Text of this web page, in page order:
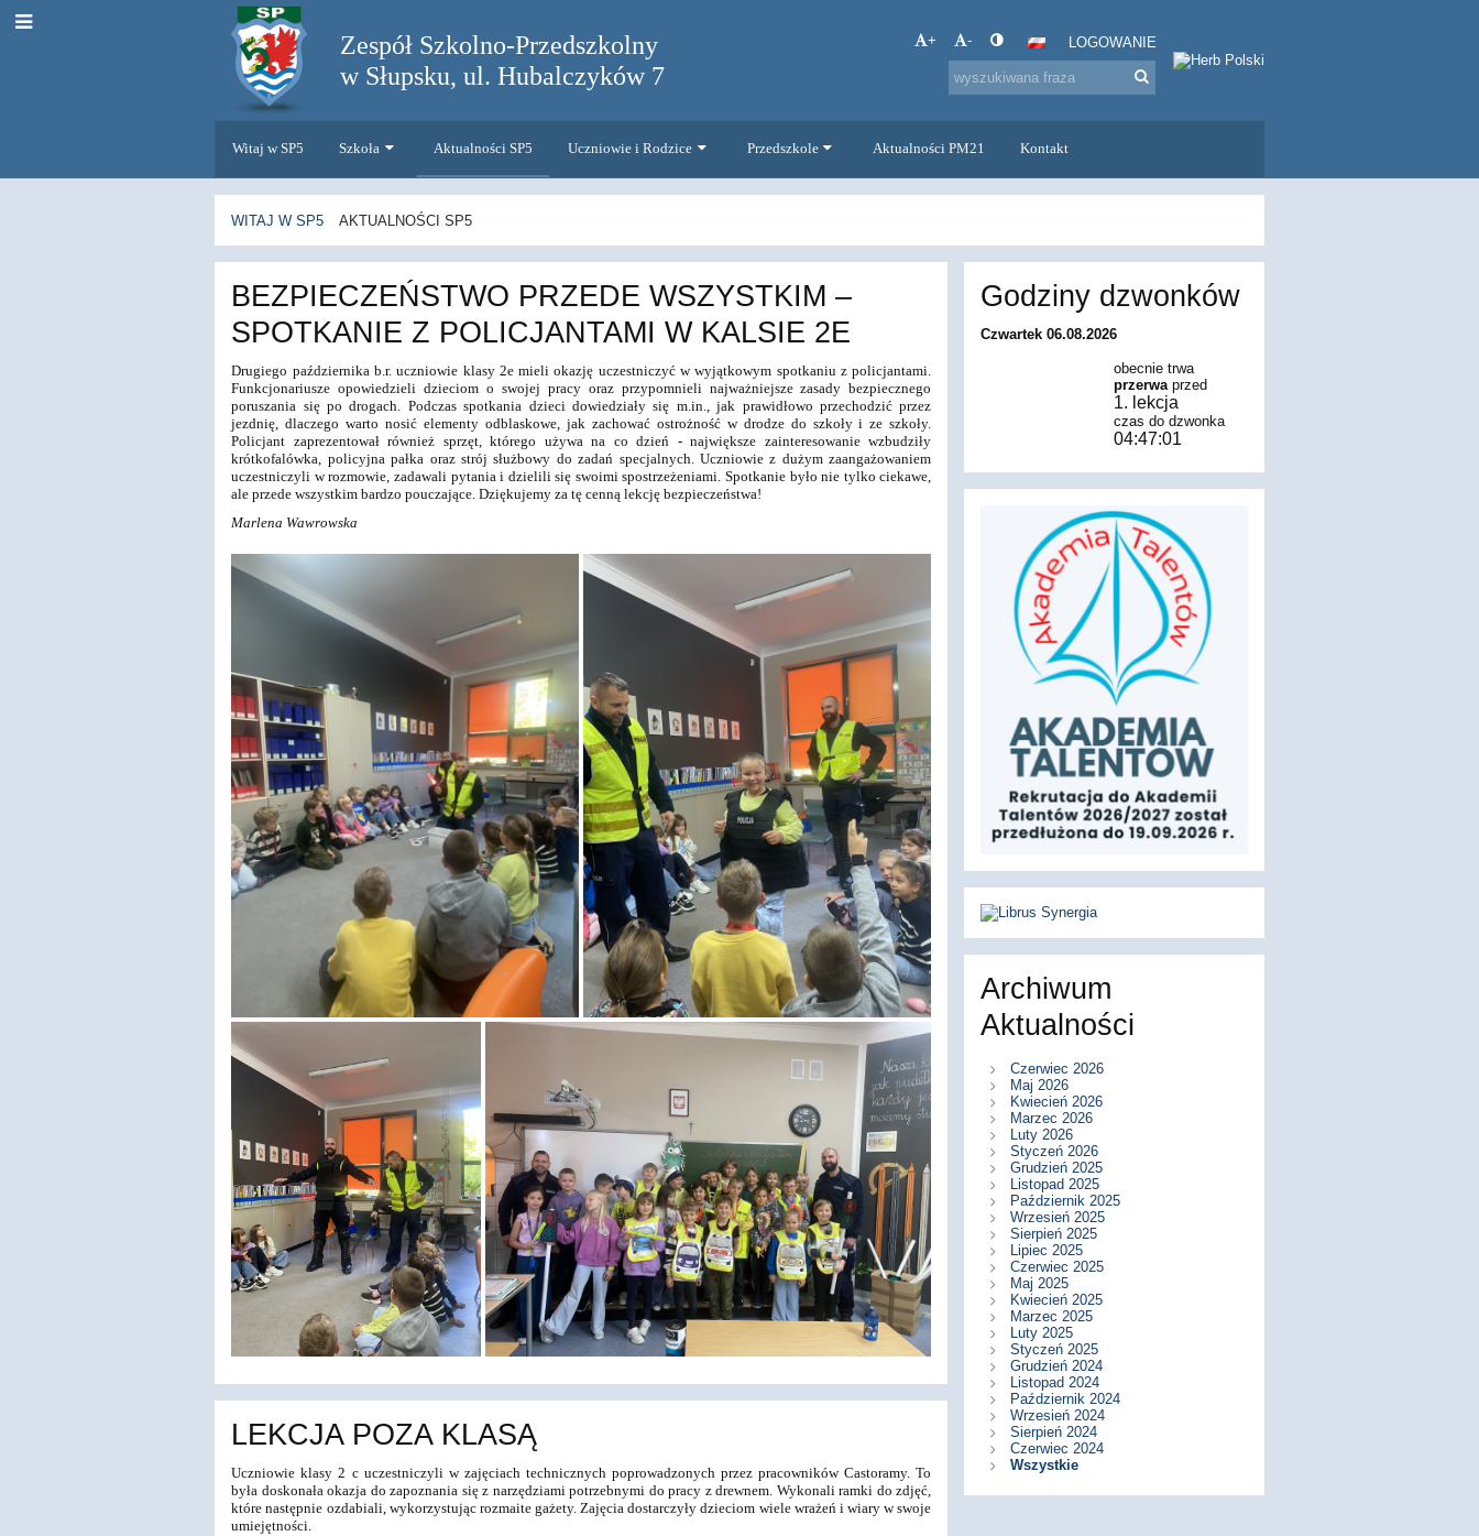
Zespół Szkolno-Przedszkolny
w Słupsku, ul. Hubalczyków 7
+ - LOGOWANIE
Witaj w SP5 Szkoła Aktualności SP5 Uczniowie i Rodzice Przedszkole Aktualności PM21 Kontakt
WITAJ W SP5 AKTUALNOŚCI SP5
Aktualności
SP5
BEZPIECZEŃSTWO PRZEDE WSZYSTKIM –
SPOTKANIE Z POLICJANTAMI W KALSIE 2E
Drugiego października b.r. uczniowie klasy 2emieli okazję uczestniczyć wwyjątkowym spotkaniu z policjantami.
Funkcjonariusze opowiedzielidzieciom o swojej pracy oraz przypomnieli najważniejsze zasadybezpiecznego
poruszania się po drogach. Podczas spotkania dzieci dowiedziały się m.in., jak prawidłowo przechodzić przez
jezdnię, dlaczego warto nosić elementy odblaskowe, jak zachować ostrożność w drodze do szkoły i ze szkoły.
Policjant zaprezentował również sprzęt, którego używa na co dzień - największe zainteresowanie wzbudziły
krótkofalówka, policyjna pałka oraz strójsłużbowy do zadań specjalnych.Uczniowie z dużym zaangażowaniem
uczestniczyli w rozmowie,zadawali pytania i dzielili się swoimi spostrzeżeniami. Spotkanie było nie tylko ciekawe,
ale przede wszystkim bardzo pouczające.Dziękujemy za tę cenną lekcję bezpieczeństwa!
Marlena Wawrowska
LEKCJA POZA KLASĄ
Uczniowie klasy 2 c uczestniczyli w zajęciach technicznych poprowadzonych przez pracowników Castoramy. To
była doskonała okazja do zapoznania się z narzędziami potrzebnymi do pracy z drewnem. Wykonali ramki do zdjęć,
które następnie ozdabiali, wykorzystując rozmaite gażety. Zajęcia dostarczyły dzieciom wiele wrażeń i wiary w swoje
umiejętności.
Godziny dzwonków
Czwartek 06.08.2026
obecnie trwa
przerwa przed
1. lekcja
czas do dzwonka
04:46:59
Archiwum
Aktualności
Czerwiec 2026
Maj 2026
Kwiecień 2026
Marzec 2026
Luty 2026
Styczeń 2026
Grudzień 2025
Listopad 2025
Październik 2025
Wrzesień 2025
Sierpień 2025
Lipiec 2025
Czerwiec 2025
Maj 2025
Kwiecień 2025
Marzec 2025
Luty 2025
Styczeń 2025
Grudzień 2024
Listopad 2024
Październik 2024
Wrzesień 2024
Sierpień 2024
Czerwiec 2024
Wszystkie